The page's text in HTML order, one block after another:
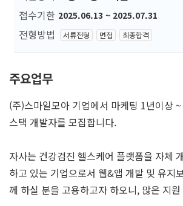
접수기한 2025.06.13 ~ 2025.07.31
전형방법 서류전형 면접 최종합격
주요업무
(주)스마일모아 기업에서 마케팅 1년이상
스택 개발자를 모집합니다.
자사는 건강검진 헬스케어 플랫폼을 자체
하고 있는 기업으로서 웹&앱 개발 및 유지
께 하실 분을 고용하고자 하오니, 많은 지